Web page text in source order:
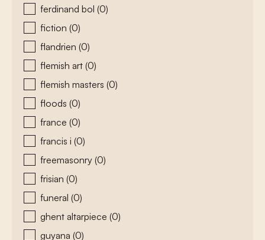
ferdinand bol (0)
fiction (0)
flandrien (0)
flemish art (0)
flemish masters (0)
floods (0)
france (0)
francis i (0)
freemasonry (0)
frisian (0)
funeral (0)
ghent altarpiece (0)
guyana (0)